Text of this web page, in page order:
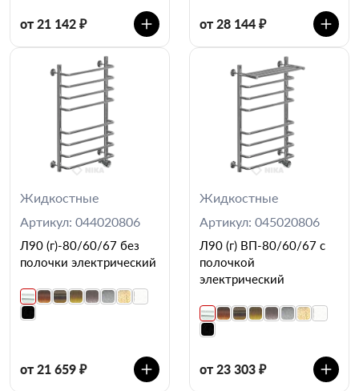
от 21 142 ₽ от 28 144 ₽
Жидкостные
Артикул: 044020806
Л90 (г)-80/60/67 без
полочки электрический
от 21 659 ₽
Жидкостные
Артикул: 045020806
Л90 (г) ВП-80/60/67 с
полочкой
электрический
от 23 303 ₽